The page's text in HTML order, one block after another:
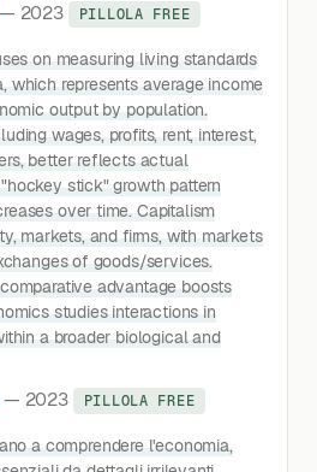
— 2023 PILLOLA FREE
on measuring living standards
which represents average income
output by population.
wages, profits, rent, interest,
better reflects actual
stick" growth pattern
over time. Capitalism
markets, and firms, with markets
of goods/services.
advantage boosts
studies interactions in
a broader biological and
— 2023 PILLOLA FREE
a comprendere l'economia,